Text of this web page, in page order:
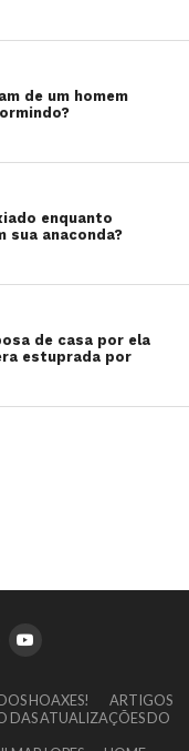
de um homem
enquanto
sua anaconda?
de casa por ela
estuprada por
HOAXES!
ARTIGOS
DAS ATUALIZAÇÕES DO